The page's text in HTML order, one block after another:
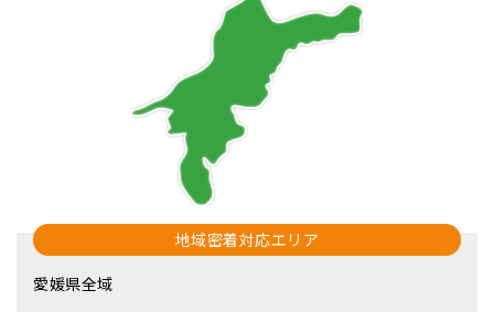
地域密着対応エリア
愛媛県全域